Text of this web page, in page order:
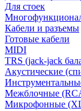
Для стоек
Кабели и разъемы
Готовые кабели
MIDI
TRS (jack-jack
Акустические
Межблочные
Микрофонные